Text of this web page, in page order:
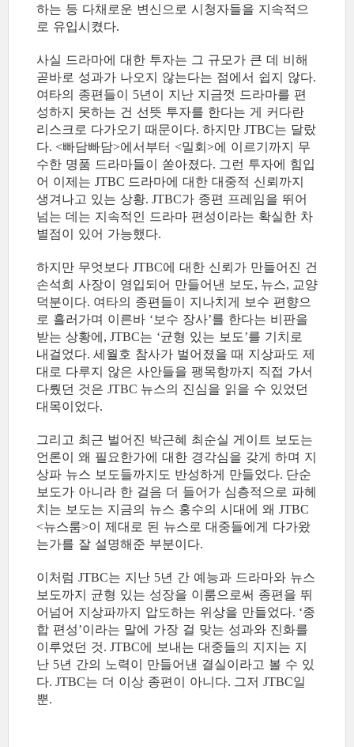
하는 등 다채로운 변신으로 시청자들을 지속적으
로 유입시켰다.
사실 드라마에 대한 투자는 그 규모가 큰 데 비해
곧바로 성과가 나오지 않는다는 점에서 쉽지 않다.
여타의 종편들이 5년이 지난 지금껏 드라마를 편
성하지 못하는 건 선뜻 투자를 한다는 게 커다란
리스크로 다가오기 때문이다. 하지만 JTBC는 달랐
다. <빠담빠담>에서부터 <밀회>에 이르기까지 무
수한 명품 드라마들이 쏟아졌다. 그런 투자에 힘입
어 이제는 JTBC 드라마에 대한 대중적 신뢰까지
생겨나고 있는 상황. JTBC가 종편 프레임을 뛰어
넘는 데는 지속적인 드라마 편성이라는 확실한 차
별점이 있어 가능했다.
하지만 무엇보다 JTBC에 대한 신뢰가 만들어진 건
손석희 사장이 영입되어 만들어낸 보도, 뉴스, 교양
덕분이다. 여타의 종편들이 지나치게 보수 편향으
로 흘러가며 이른바 ‘보수 장사’를 한다는 비판을
받는 상황에, JTBC는 ‘균형 있는 보도’를 기치로
내걸었다. 세월호 참사가 벌어졌을 때 지상파도 제
대로 다루지 않은 사안들을 팽목항까지 직접 가서
다뤘던 것은 JTBC 뉴스의 진심을 읽을 수 있었던
대목이었다.
그리고 최근 벌어진 박근혜 최순실 게이트 보도는
언론이 왜 필요한가에 대한 경각심을 갖게 하며 지
상파 뉴스 보도들까지도 반성하게 만들었다. 단순
보도가 아니라 한 걸음 더 들어가 심층적으로 파헤
치는 보도는 지금의 뉴스 홍수의 시대에 왜 JTBC
<뉴스룸>이 제대로 된 뉴스로 대중들에게 다가왔
는가를 잘 설명해준 부분이다.
이처럼 JTBC는 지난 5년 간 예능과 드라마와 뉴스
보도까지 균형 있는 성장을 이룸으로써 종편을 뛰
어넘어 지상파까지 압도하는 위상을 만들었다. ‘종
합 편성’이라는 말에 가장 걸 맞는 성과와 진화를
이루었던 것. JTBC에 보내는 대중들의 지지는 지
난 5년 간의 노력이 만들어낸 결실이라고 볼 수 있
다. JTBC는 더 이상 종편이 아니다. 그저 JTBC일
뿐.